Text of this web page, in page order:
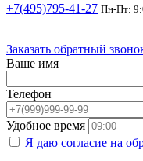
+7(495)795-41-27 Пн-Пт:
Заказать обратный
Ваше имя
Телефон
Удобное время
Я даю согласие на